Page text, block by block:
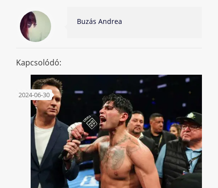
Buzás Andrea
Kapcsolódó:
2024-06-30